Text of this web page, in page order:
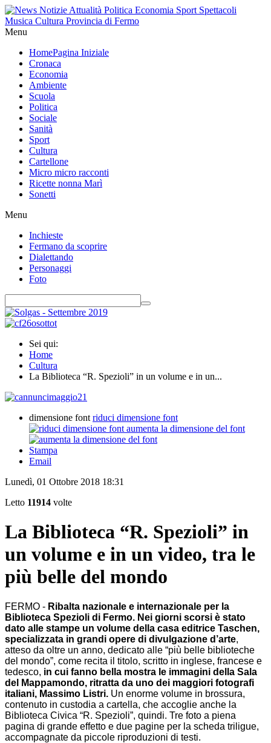
Menu
HomePagina Iniziale
Cronaca
Economia
Ambiente
Scuola
Politica
Sociale
Sanità
Sport
Cultura
Cartellone
Micro micro racconti
Ricette nonna Marì
Sonetti
Menu
Inchieste
Fermano da scoprire
Dialettando
Personaggi
Foto
Sei qui:
Home
Cultura
La Biblioteca “R. Spezioli” in un volume e in un...
dimensione font riduci dimensione font
aumenta la dimensione del font
Stampa
Email
Lunedì, 01 Ottobre 2018 18:31
Letto 11914 volte
La Biblioteca “R. Spezioli” in
un volume e in un video, tra le
più belle del mondo
FERMO - Ribalta nazionale e internazionale per la
Biblioteca Spezioli di Fermo. Nei giorni scorsi è stato
dato alle stampe un volume della casa editrice Taschen,
specializzata in grandi opere di divulgazione d’arte,
atteso da oltre un anno, dedicato alle “più belle biblioteche
del mondo”, come recita il titolo, scritto in inglese, francese e
tedesco, in cui fanno bella mostra le immagini della Sala
del Mappamondo, ritratta da uno dei maggiori fotografi
italiani, Massimo Listri. Un enorme volume in brossura,
contenuto in custodia a cartella, che accoglie anche la
Biblioteca Civica “R. Spezioli”, quindi. Tre foto a piena
pagina di grande effetto e due pagine per la scheda triligue,
accompagnate da piccole riproduzioni di testi.